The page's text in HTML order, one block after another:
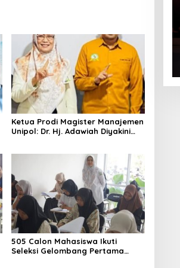
Ketua Prodi Magister Manajemen
Unipol: Dr. Hj. Adawiah Diyakini
505 Calon Mahasiswa Ikuti
Seleksi Gelombang Pertama